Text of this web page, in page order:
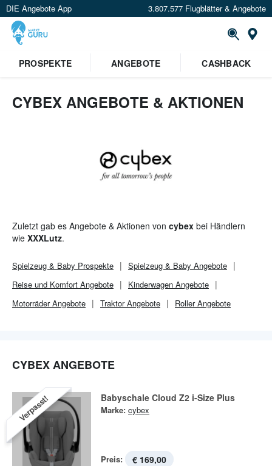
DIE Angebote App 3.807.577 Flugblätter & Angebote
PROSPEKTE
ANGEBOTE CASHBACK
CYBEX ANGEBOTE & AKTIONEN
Zuletzt gab es Angebote & Aktionen von cybex bei Händlern
wie XXXLutz.
Spielzeug & Baby Prospekte Spielzeug & Baby Angebote
Reise und Komfort Angebote
Kinderwagen Angebote
Motorräder Angebote
Traktor Angebote Roller Angebote
CYBEX ANGEBOTE
Verpasst! Babyschale Cloud Z2 i-Size Plus
Marke: cybex
Preis: € 169,00